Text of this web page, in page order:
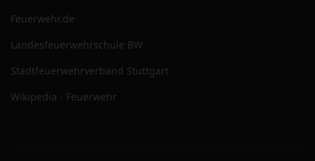
Feuerwehr.de
Landesfeuerwehrschule BW
Stadtfeuerwehrverband Stuttgart
Wikipedia - Feuerwehr